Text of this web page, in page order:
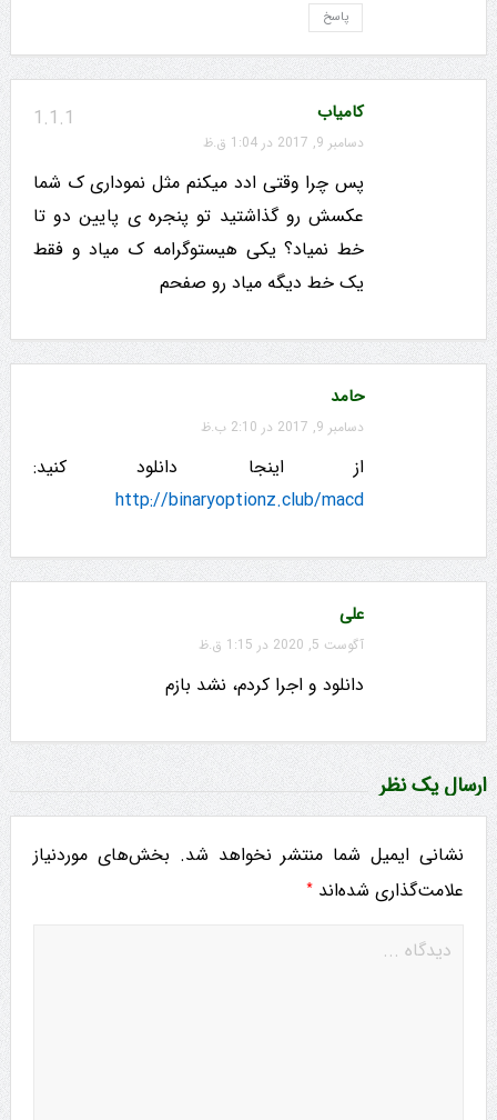
پاسخ
1.1.1 کامیاب
دسامبر 9, 2017 در 1:04 ق.ظ
پس چرا وقتی ادد میکنم مثل نموداری ک شما
عکسش رو گذاشتید تو پنجره ی پایین دو تا
خط نمیاد؟ یکی هیستوگرامه ک میاد و فقط
یک خط دیگه میاد رو صفحم
حامد
دسامبر 9, 2017 در 2:10 ب.ظ
از اینجا دانلود کنید:
http://binaryoptionz.club/macd
علی
آگوست 5, 2020 در 1:15 ق.ظ
دانلود و اجرا کردم، نشد بازم
ارسال یک نظر
نشانی ایمیل شما منتشر نخواهد شد. بخش‌های موردنیاز
علامت‌گذاری شده‌اند *